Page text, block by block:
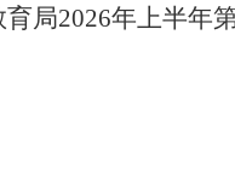
局2026年上半年
马